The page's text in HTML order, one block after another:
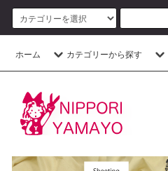
ホーム カテゴリーから探す